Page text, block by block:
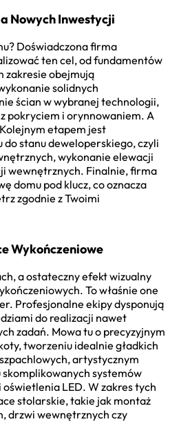
Nowych Inwestycji
Doświadczona firma
ten cel, od fundamentów
zakresie obejmują
solidnych
ścian w wybranej technologii,
pokryciem i orynnowaniem. A
etapem jest
stanu deweloperskiego, czyli
wykonanie elewacji
wewnętrznych. Finalnie, firma
domu pod klucz, co oznacza
zgodnie z Twoimi
Wykończeniowe
a ostateczny efekt wizualny
To właśnie one
Profesjonalne ekipy dysponują
do realizacji nawet
zadań. Mowa tu o precyzyjnym
tworzeniu idealnie gładkich
artystycznym
systemów
LED. W zakres tych
stolarskie, takie jak montaż
drzwi wewnętrznych czy